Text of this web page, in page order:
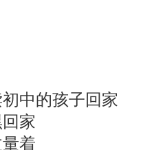
中的孩子回家
家
着